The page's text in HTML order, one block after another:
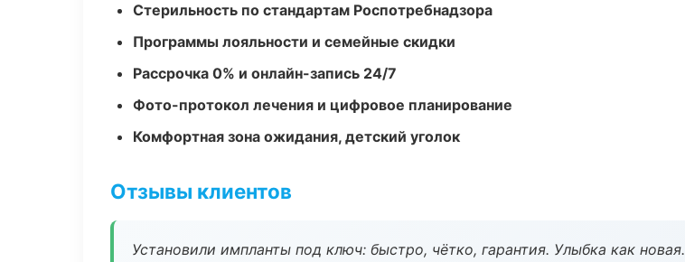
Стерильность по стандартам Роспотребнадзора
Программы лояльности и семейные скидки
Рассрочка 0% и онлайн-запись 24/7
Фото-протокол лечения и цифровое планирование
Комфортная зона ожидания, детский уголок
Отзывы клиентов
Установили импланты под ключ: быстро, чётко, гарантия. Улыбка как новая.